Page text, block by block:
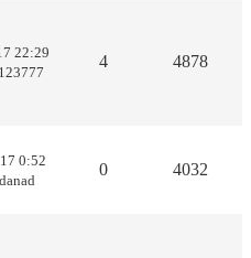
22:29
4 4878
0:52
0 4032